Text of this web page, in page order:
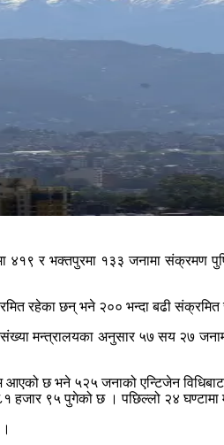
र भक्तपुरमा १३३ जनामा संक्रमण
रहेका छन् भने २०० भन्दा बढी संक्रमित
मन्त्रालयका अनुसार ५७ सय २७
छ भने ५२५ जनाको एन्टिजेन विधिबाट
९५ पुगेको छ । पछिल्लो २४ घण्टामा